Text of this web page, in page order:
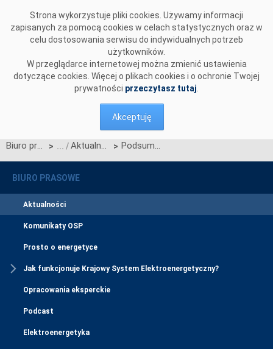
Strona wykorzystuje pliki cookies. Używamy informacji
zapisanych za pomocą cookies w celach statystycznych oraz w
celu dostosowania serwisu do indywidualnych potrzeb
użytkowników.
W przeglądarce internetowej można zmienić ustawienia
dotyczące cookies. Więcej o plikach cookies i o ochronie Twojej
prywatności przeczytasz tutaj
Akceptuję
Biuro prasowe > Aktualności > Podsumowanie działań związanych z wdrożeniem CSIRE – kwiecień 2026
BIURO PRASOWE
Aktualności
Komunikaty OSP
Prosto o energetyce
Jak funkcjonuje Krajowy System Elektroenergetyczny?
Opracowania eksperckie
Podcast
Elektroenergetyka